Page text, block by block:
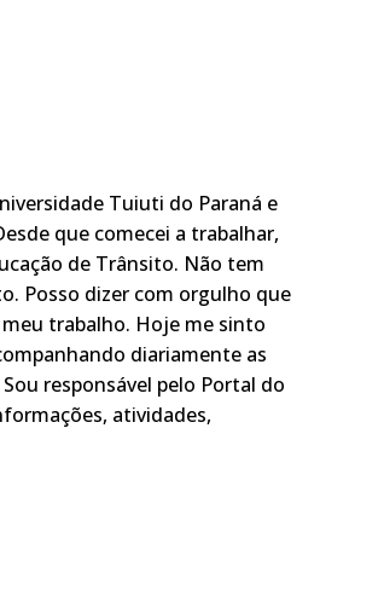
Tuiuti do Paraná e
que comecei a trabalhar,
de Trânsito. Não tem
Posso dizer com orgulho que
trabalho. Hoje me sinto
diariamente as
responsável pelo Portal do
atividades,